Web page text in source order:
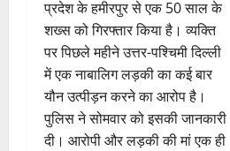
प्रदेश के हमीरपुर से एक 50 साल के
शख्स को गिरफ्तार किया है। व्यक्ति
पर पिछले महीने उत्तर-पश्चिमी दिल्ली
में एक नाबालिग लड़की का कई बार
यौन उत्पीड़न करने का आरोप है।
पुलिस ने सोमवार को इसकी जानकारी
दी। आरोपी और लड़की की मां एक ही